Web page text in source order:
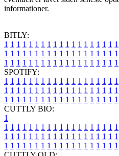
informationer.
BITLY:
1 1 1 1 1 1 1 1 1 1 1 1 1 1 1 1 1 1 1
1 1 1 1 1 1 1 1 1 1 1 1 1 1 1 1 1 1 1
1 1 1 1 1 1 1 1 1 1 1 1 1 1 1 1 1 1 1
SPOTIFY:
1 1 1 1 1 1 1 1 1 1 1 1 1 1 1 1 1 1 1
1 1 1 1 1 1 1 1 1 1 1 1 1 1 1 1 1 1 1
1 1 1 1 1 1 1 1 1 1 1 1 1 1 1 1 1 1 1
CUTTLY BIO:
1
1 1 1 1 1 1 1 1 1 1 1 1 1 1 1 1 1 1 1
1 1 1 1 1 1 1 1 1 1 1 1 1 1 1 1 1 1 1
1 1 1 1 1 1 1 1 1 1 1 1 1 1 1 1 1 1 1